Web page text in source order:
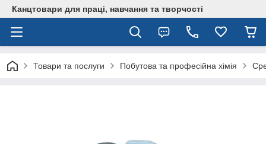
Канцтовари для працi, навчання та творчостi
Товари та послуги Побутова та професійна хімія